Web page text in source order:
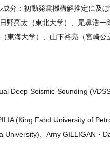
分：初動発震機構解推定に及
亮太（東北大学）、尾鼻浩
東海大学）、山下裕亮（宮崎公
Deep Seismic Sounding
(King Fahd University of
、Amy GILLIGAN・